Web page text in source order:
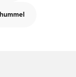
hummel